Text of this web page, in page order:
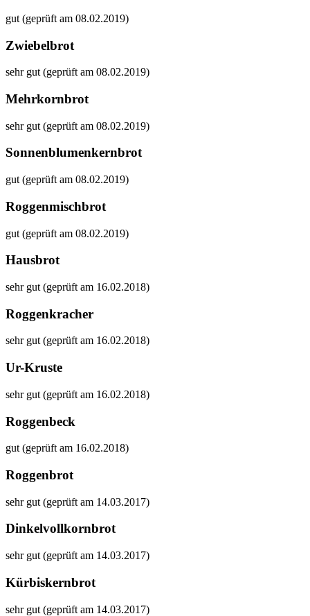
gut (geprüft am 08.02.2019)
Zwiebelbrot
sehr gut (geprüft am 08.02.2019)
Mehrkornbrot
sehr gut (geprüft am 08.02.2019)
Sonnenblumenkernbrot
gut (geprüft am 08.02.2019)
Roggenmischbrot
gut (geprüft am 08.02.2019)
Hausbrot
sehr gut (geprüft am 16.02.2018)
Roggenkracher
sehr gut (geprüft am 16.02.2018)
Ur-Kruste
sehr gut (geprüft am 16.02.2018)
Roggenbeck
gut (geprüft am 16.02.2018)
Roggenbrot
sehr gut (geprüft am 14.03.2017)
Dinkelvollkornbrot
sehr gut (geprüft am 14.03.2017)
Kürbiskernbrot
sehr gut (geprüft am 14.03.2017)